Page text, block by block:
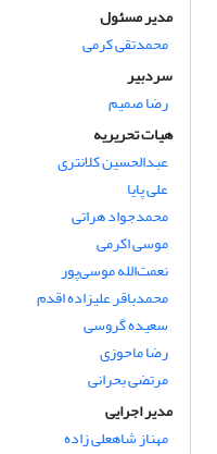
مدیر مسئول
محمدتقی کرمی
سردبیر
رضا صمیم
هیات تحریریه
عبدالحسین کلانتری
علی پایا
محمدجواد هراتی
موسی اکرمی
نعمت‌الله موسی‌‌پور
محمدباقر علیزاده اقدم
سعیده گروسی
رضا ماحوزی
مرتضی بحرانی
مدیر اجرایی
مهناز شاهعلی زاده